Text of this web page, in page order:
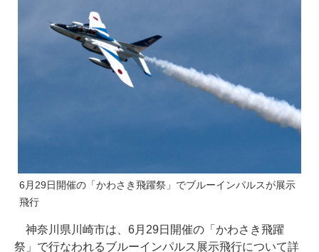
6月29日開催の「かわさき飛躍祭」でブルーインパルスが展示
飛行
神奈川県川崎市は、6月29日開催の「かわさき飛躍
祭」で行なわれるブルーインパルス展示飛行について詳